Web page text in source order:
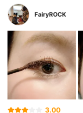
FairyROCK
3.00